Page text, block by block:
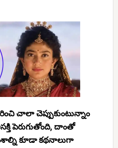
చాలా చెప్పుకుంటున్నాం
పెరుగుతోంది, దాంతో
కూడా కథనాలుగా